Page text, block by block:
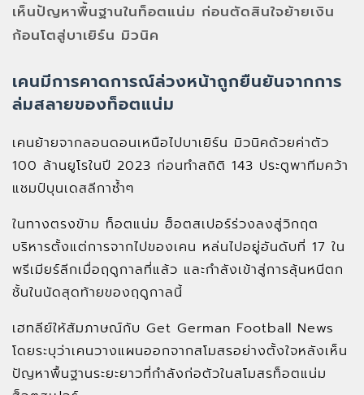
เห็นปัญหาพื้นฐานในท็อตแน่ม ก่อนตัดสินใจย้ายเงิน
ก้อนโตสู่บาเยิร์น มิวนิค
เคนมีการคาดการณ์ล่วงหน้าถูกยืนยันจากการ
ล่มสลายของท็อตแน่ม
เคนย้ายจากลอนดอนเหนือไปบาเยิร์น มิวนิคด้วยค่าตัว
100 ล้านยูโรในปี 2023 ก่อนทำสถิติ 143 ประตูพาทีมคว้า
แชมป์บุนเดสลีกาซ้ำๆ
ในทางตรงข้าม ท็อตแน่ม ฮ็อตสเปอร์ร่วงลงสู่วิกฤต
บริหารตั้งแต่การจากไปของเคน หล่นไปอยู่อันดับที่ 17 ใน
พรีเมียร์ลีกเมื่อฤดูกาลที่แล้ว และกำลังเข้าสู่การลุ้นหนีตก
ชั้นในนัดสุดท้ายของฤดูกาลนี้
เฮทลีย์ให้สัมภาษณ์กับ Get German Football News
โดยระบุว่าเคนวางแผนออกจากสโมสรอย่างตั้งใจหลังเห็น
ปัญหาพื้นฐานระยะยาวที่กำลังก่อตัวในสโมสรท็อตแน่ม